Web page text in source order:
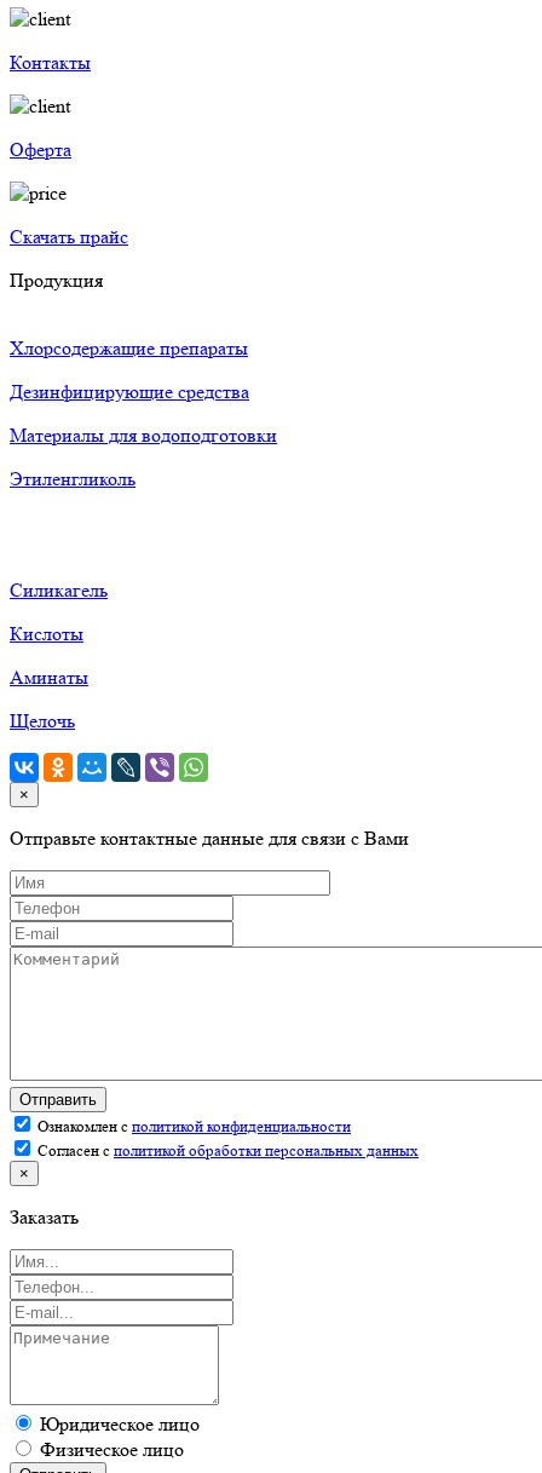
Контакты
Оферта
Скачать прайс
Продукция
Хлорсодержащие препараты
Дезинфицирующие средства
Материалы для водоподготовки
Этиленгликоль
Силикагель
Кислоты
Аминаты
Щелочь
×
Отправьте контактные данные для связи с Вами
Отправить
Ознакомлен с политикой конфиденциальности
Согласен с политикой обработки персональных данных
×
Заказать
Юридическое лицо
Физическое лицо